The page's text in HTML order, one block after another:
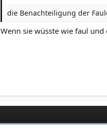
die Benachteiligung der
Wenn sie wüsste wie faul